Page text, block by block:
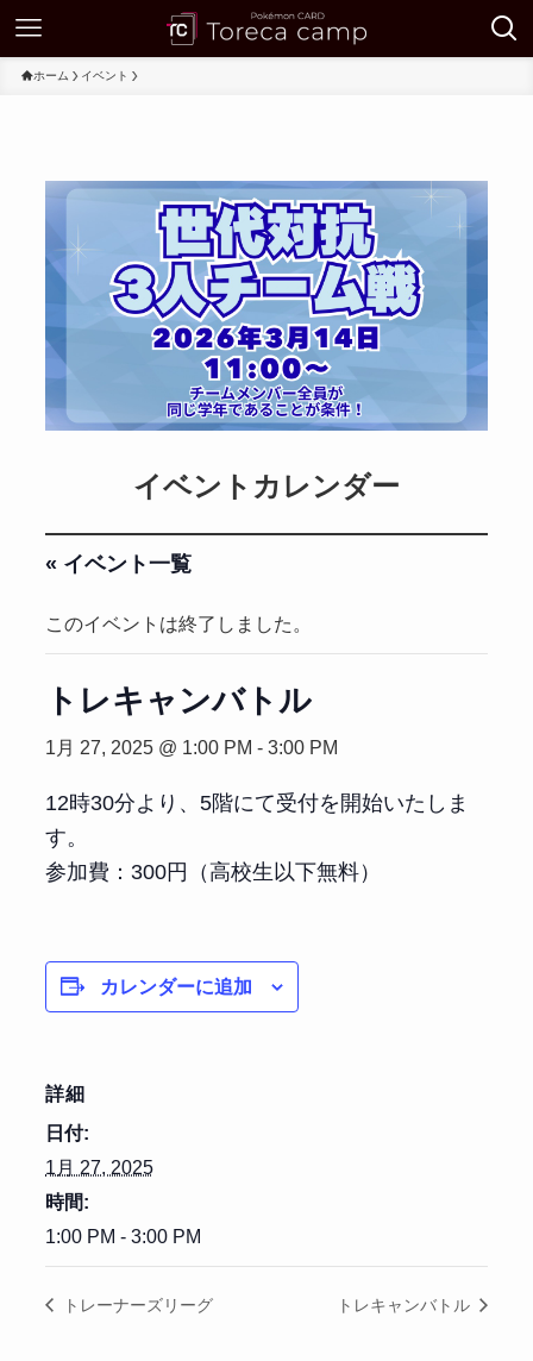
ホーム イベント
イベントカレンダー
« イベント一覧
このイベントは終了しました。
トレキャンバトル
1月 27, 2025 @ 1:00 PM - 3:00 PM
12時30分より、5階にて受付を開始いたしま
す。
参加費：300円（高校生以下無料）
カレンダーに追加
詳細
日付:
1月 27, 2025
時間:
1:00 PM - 3:00 PM
トレーナーズリーグ トレキャンバトル